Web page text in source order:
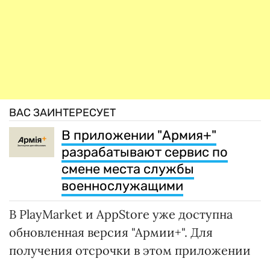
ВАС ЗАИНТЕРЕСУЕТ
В приложении "Армия+"
разрабатывают сервис по
смене места службы
военнослужащими
В PlayMarket и AppStore уже доступна
обновленная версия "Армии+". Для
получения отсрочки в этом приложении